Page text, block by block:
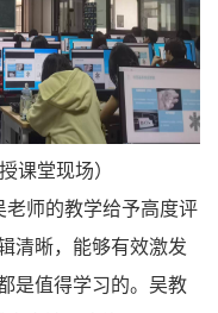
课堂现场）
师的教学给予高度评
清晰，能够有效激发
是值得学习的。吴教